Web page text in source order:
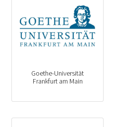
Goethe-Universität
Frankfurt am Main